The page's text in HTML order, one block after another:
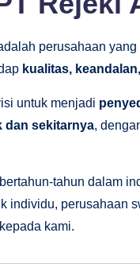
perusahaan
kualitas,
untuk menjadi
dan sekitarnya,
tahun dalam
individu, perusahaan
kami.